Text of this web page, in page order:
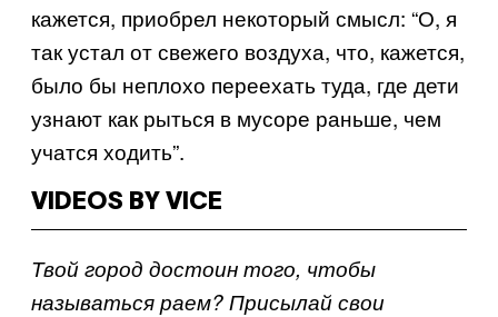
кажется, приобрел некоторый смысл: “О, я
так устал от свежего воздуха, что, кажется,
было бы неплохо переехать туда, где дети
узнают как рыться в мусоре раньше, чем
учатся ходить”.
VIDEOS BY VICE
Твой город достоин того, чтобы
называться раем? Присылай свои